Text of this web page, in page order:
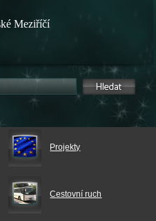
Meziříčí
Projekty
Cestovní ruch